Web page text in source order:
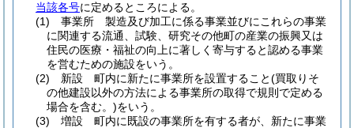
当該各号に定めるところによる。
(1)
事業所 製造及び加工に係る事業並びにこれらの事業
に関連する流通、試験、研究その他町の産業の振興又は
住民の医療・福祉の向上に著しく寄与すると認める事業
を営むための施設をいう。
(2)
新設 町内に新たに事業所を設置すること(買取りそ
の他建設以外の方法による事業所の取得で規則で定める
場合を含む。)をいう。
(3)
増設 町内に既設の事業所を有する者が、新たに事業